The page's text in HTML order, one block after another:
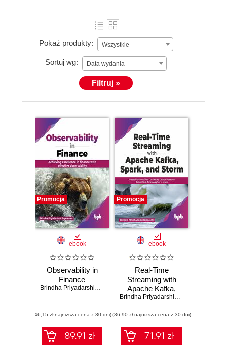
Pokaż produkty: Wszystkie
Sortuj wg: Data wydania
Filtruj »
Promocja
ebook
Observability in
Finance
Brindha Priyadarshini Jeyaraman
(46,15 zł najniższa cena z 30 dni)
89.91 zł
Promocja
ebook
Real-Time
Streaming with
Apache Kafka,
Spark, and Storm
Brindha Priyadarshini Jeyaraman
(36,90 zł najniższa cena z 30 dni)
71.91 zł